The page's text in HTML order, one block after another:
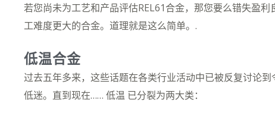
若您尚未为工艺和产品评估REL61合金，那您要么错失盈
工难度更大的合金。道理就是这么简单。.
低温合金
过去五年多来，这些话题在各类行业活动中已被反复讨论
低迷。直到现在…… 低温 已分裂为两大类：